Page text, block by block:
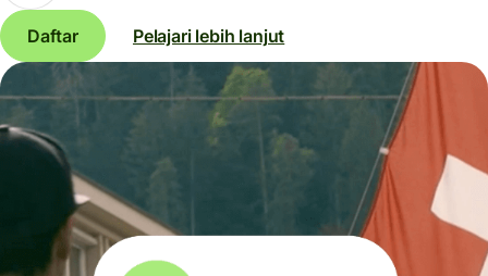
Daftar Pelajari lebih lanjut